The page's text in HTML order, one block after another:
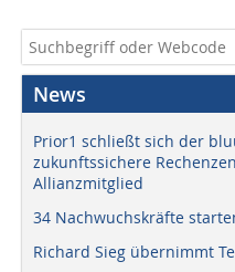
News
Prior1 schließt sich der
zukunftssichere
Allianzmitglied
34 Nachwuchskräfte
Richard Sieg übernimmt